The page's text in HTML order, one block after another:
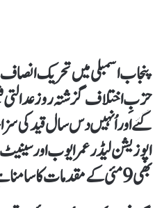
پنجاب اسمبلی میں تحریک
حزبِ اختلاف گزشتہ روز عدالتی
گئے اور اُنہیں دس سال قید کی سزا
اپوزیشن لیڈر عمر ایوب اور
بھی 9 مئی کے مقدمات کا سامنا ہے۔